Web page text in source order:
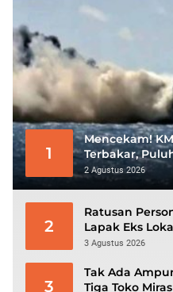
1
Mencekam!
Terbakar,
Bertahan
2 Agustus 2026
2
Ratusan
Lapak Eks
3 Agustus 2026
3
Tak Ada
Tiga Toko